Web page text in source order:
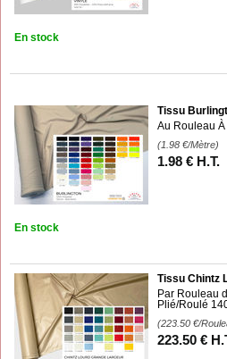
En stock
Tissu
Au Rouleau
(1.98 €/Mètre)
1.98 € H.T.
En stock
Tissu Chintz
Par Rouleau
Plié/Roulé
(223.50 €/
223.50 €